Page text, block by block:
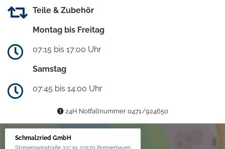
Teile & Zubehör
Montag bis Freitag
07:15 bis 17:00 Uhr
Samstag
07:45 bis 14:00 Uhr
24H Notfallnummer 0471/924650
Schmalzried GmbH
Stresemannstraße 37/39, 27570 Bremerhaven